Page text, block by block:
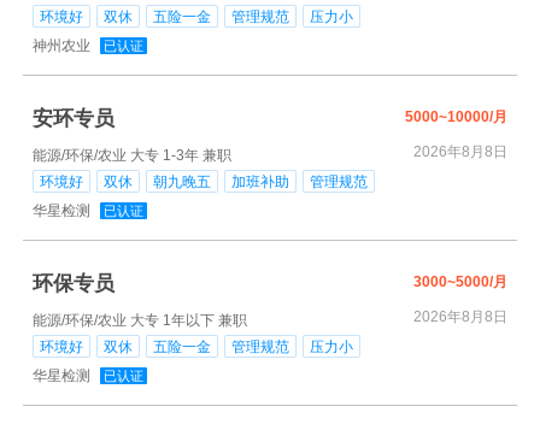
环境好
双休 五险一金 管理规范
压力小
神州农业
已认证
安环专员 5000~10000/月
能源/环保/农业 大专 1-3年 兼职
2026年8月8日
环境好
双休 朝九晚五 加班补助
管理规范
华星检测
已认证
环保专员 3000~5000/月
能源/环保/农业 大专 1年以下 兼职
2026年8月8日
环境好
双休 五险一金 管理规范
压力小
华星检测
已认证